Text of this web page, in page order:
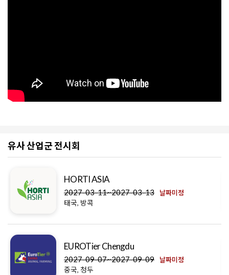
유사 산업군 전시회
HORTI ASIA
2027-03-11~2027-03-13 날짜미정
태국, 방콕
EUROTier Chengdu
2027-09-07~2027-09-09 날짜미정
중국, 청두